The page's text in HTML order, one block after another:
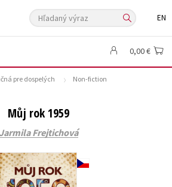
Hľadaný výraz EN
⚔️ Zaklínač na CD
🔖Outlet knihy
publikácie
Hobby
Humanitné a spoločenské vedy
Kariéra a osobný rozvoj
0,00 €
pre dospelých
Non-fiction
Můj rok 1959
Jarmila Frejtichová